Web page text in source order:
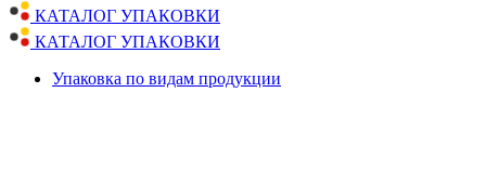
КАТАЛОГ УПАКОВКИ
КАТАЛОГ УПАКОВКИ
Упаковка по видам продукции